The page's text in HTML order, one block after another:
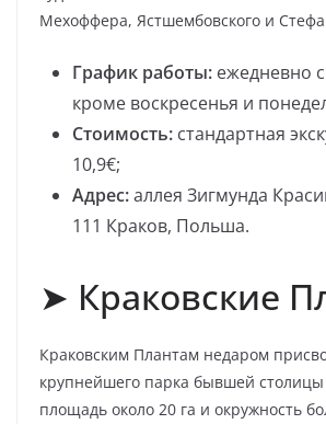
Мехоффера, Ястшембовского и
График работы: ежедневно
кроме воскресенья и
Стоимость: стандартная
10,9€;
Адрес:аллея Зигмунда
111 Краков, Польша.
➤ Краковские
Краковским Плантам недаром
крупнейшего парка бывшей
площадь около 20 га и окружность